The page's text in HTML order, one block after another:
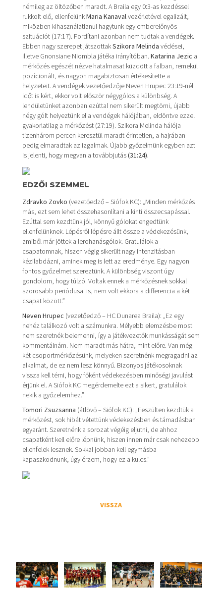
némileg az öltözőben maradt. A Braila egy 0:3-as kezdéssel
rukkolt elő, ellenfelünkMaria Kanavalvezérletével egalizált,
miközben kihasználatlanul hagytunk egy emberelőnyös
szituációt (17:17). Fordítani azonban nem tudtak a vendégek.
Ebben nagy szerepet játszottakSzikora Melinda védései,
illetve Gnonsiane Niombla játéka irányítóban. Katarina Jezic a
mérkőzés egészét nézve hatalmasat küzdött a falban, remekül
pozícionált, és nagyon magabiztosan értékesítette a
helyzeteit. A vendégek vezetőedzője Neven Hrupec 23:19-nél
időt is kért, ekkor volt először négygólos a különbség. A
lendületünket azonban ezúttal nem sikerült megtörni, újabb
négy gólt helyeztünk el a vendégek hálójában, eldöntve ezzel
gyakorlatilag a mérkőzést (27:19). Szikora Melinda hálója
tizenhárom percen keresztül maradt érintetlen, a hajrában
pedig elmaradtak az izgalmak. Újabb győzelmünk egyben azt
is jelenti, hogy megvan a továbbjutás(31:24).
EDZŐI SZEMMEL
Zdravko Zovko (vezetőedző – Siófok KC): „Minden mérkőzés
más, ezt sem lehet összehasonlítani a kinti összecsapással.
Ezúttal sem kezdtünk jól, könnyű gólokat engedtünk
ellenfelünknek. Lépésről lépésre állt össze a védekezésünk,
amiből már jöttek a lerohanásgólok. Gratulálok a
csapatomnak, hiszen végig sikerült nagy intenzitásban
kézilabdázni, aminek meg is lett az eredménye. Egy nagyon
fontos győzelmet szereztünk. A különbség viszont úgy
gondolom, hogy túlzó. Voltak ennek a mérkőzésnek sokkal
szorosabb periódusai is, nem volt ekkora a differencia a két
csapat között.”
Neven Hrupec (vezetőedző – HC Dunarea Braila): „Ez egy
nehéz találkozó volt a számunkra. Mélyebb elemzésbe most
nem szeretnék belemenni, így a játékvezetők munkásságát sem
kommentálnám. Nem maradt más hátra, mint előre. Van még
két csoportmérkőzésünk, melyeken szeretnénk megragadni az
alkalmat, de ez nem lesz könnyű. Bizonyos játékosoknak
vissza kell térni, hogy főként védekezésben minőségi javulást
érjünk el. A Siófok KC megérdemelte ezt a sikert, gratulálok
nekik a győzelemhez.”
Tomori Zsuzsanna (átlövő – Siófok KC): „Feszülten kezdtük a
mérkőzést, sok hibát vétettünk védekezésben és támadásban
egyaránt. Szeretnénk a sorozat végéig eljutni, de ahhoz
csapatként kell előre lépnünk, hiszen innen már csak nehezebb
ellenfelek lesznek. Sokkal jobban kell egymásba
kapaszkodnunk, úgy érzem, hogy ez a kulcs.”
VISSZA